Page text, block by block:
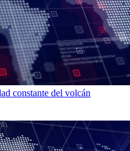
constante del volcán